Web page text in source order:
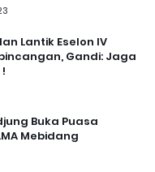
Lantik Eselon IV
Gandi: Jaga
Buka Puasa
Mebidang